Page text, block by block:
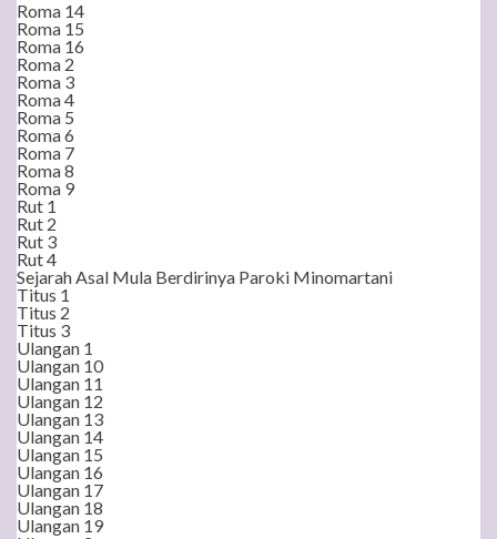
Roma 14
Roma 15
Roma 16
Roma 2
Roma 3
Roma 4
Roma 5
Roma 6
Roma 7
Roma 8
Roma 9
Rut 1
Rut 2
Rut 3
Rut 4
Sejarah Asal Mula Berdirinya Paroki Minomartani
Titus 1
Titus 2
Titus 3
Ulangan 1
Ulangan 10
Ulangan 11
Ulangan 12
Ulangan 13
Ulangan 14
Ulangan 15
Ulangan 16
Ulangan 17
Ulangan 18
Ulangan 19